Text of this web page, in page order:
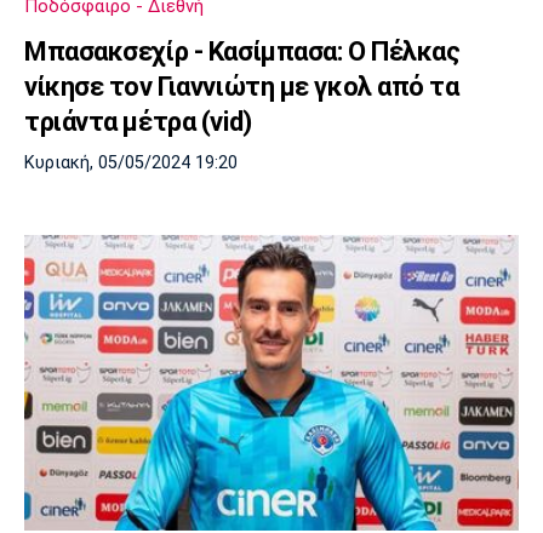
Λίβερπουλ
Μπορούσια
Ντόρτμουντ
Παρί Σεν
Ζερμέν
Μαρσέιγ
Μονακό
Ερυθρός
Αστέρας
Τότεναμ
Ποδόσφαιρο - Διεθνή
Μπασακσεχίρ - Κασίμπασα: Ο Πέλκας
νίκησε τον Γιαννιώτη με γκολ από τα
τριάντα μέτρα (vid)
Κυριακή, 05/05/2024 19:20